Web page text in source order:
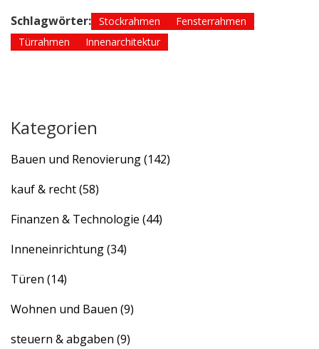
Schlagwörter: Stockrahmen
Fensterrahmen
Türrahmen
Innenarchitektur
Kategorien
Bauen und Renovierung(142)
kauf & recht(58)
Finanzen & Technologie (44)
Inneneinrichtung(34)
Türen (14)
Wohnen und Bauen (9)
steuern & abgaben (9)